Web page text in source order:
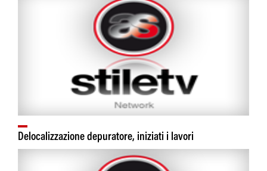
Delocalizzazione depuratore, iniziati i lavori